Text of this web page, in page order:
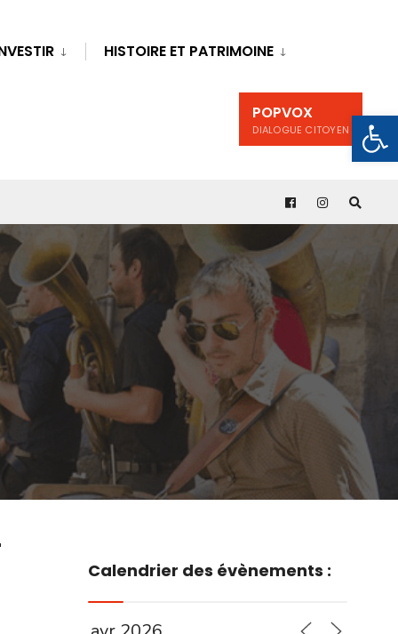
HISTOIRE ET PATRIMOINE
POPVOX
DIALOGUE CITOYEN
Calendrier des évènements :